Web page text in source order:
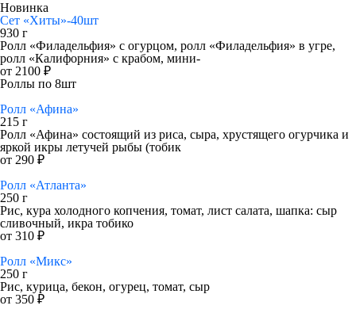
Новинка
Сет «Хиты»-40шт
930 г
Ролл «Филадельфия» с огурцом, ролл «Филадельфия» в угре,
ролл «Калифорния» с крабом, мини-
от 2100 ₽
Роллы по 8шт
Ролл «Афина»
215 г
Ролл «Афина» состоящий из риса, сыра, хрустящего огурчика и
яркой икры летучей рыбы (тобик
от 290 ₽
Ролл «Атланта»
250 г
Рис, кура холодного копчения, томат, лист салата, шапка: сыр
сливочный, икра тобико
от 310 ₽
Ролл «Микс»
250 г
Рис, курица, бекон, огурец, томат, сыр
от 350 ₽